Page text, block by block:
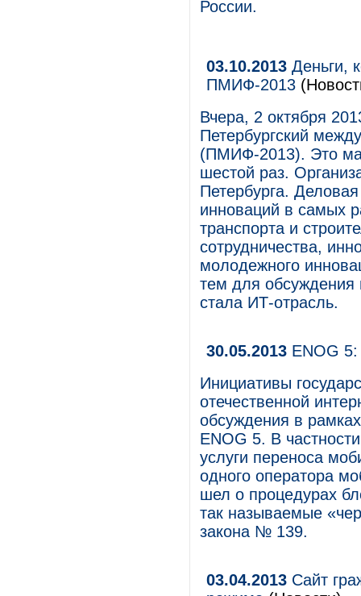
России.
03.10.2013 Деньги,
ПМИФ-2013
Вчера, 2 октября
Петербургский
(ПМИФ-2013). Это
шестой раз.
Петербурга.
инноваций в самых
транспорта и
сотрудничества,
молодежного
тем для
стала ИТ-отрасль.
30.05.2013 ENOG 5:
Инициативы
отечественной
обсуждения в
ENOG 5. В
услуги переноса
одного оператора
шел о процедурах
так называемые
закона № 139.
03.04.2013 Сайт